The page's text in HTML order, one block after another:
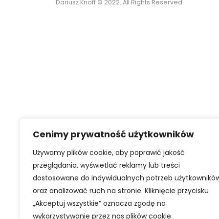
Cenimy prywatność użytkowników
Używamy plików cookie, aby poprawić jakość
przeglądania, wyświetlać reklamy lub treści
dostosowane do indywidualnych potrzeb
oraz analizować ruch na stronie. Kliknięcie przycisku
„Akceptuj wszystkie” oznacza zgodę na
wykorzystywanie przez nas plików cookie.
Dariusz Knoff © 2022. All Rights Reserved.